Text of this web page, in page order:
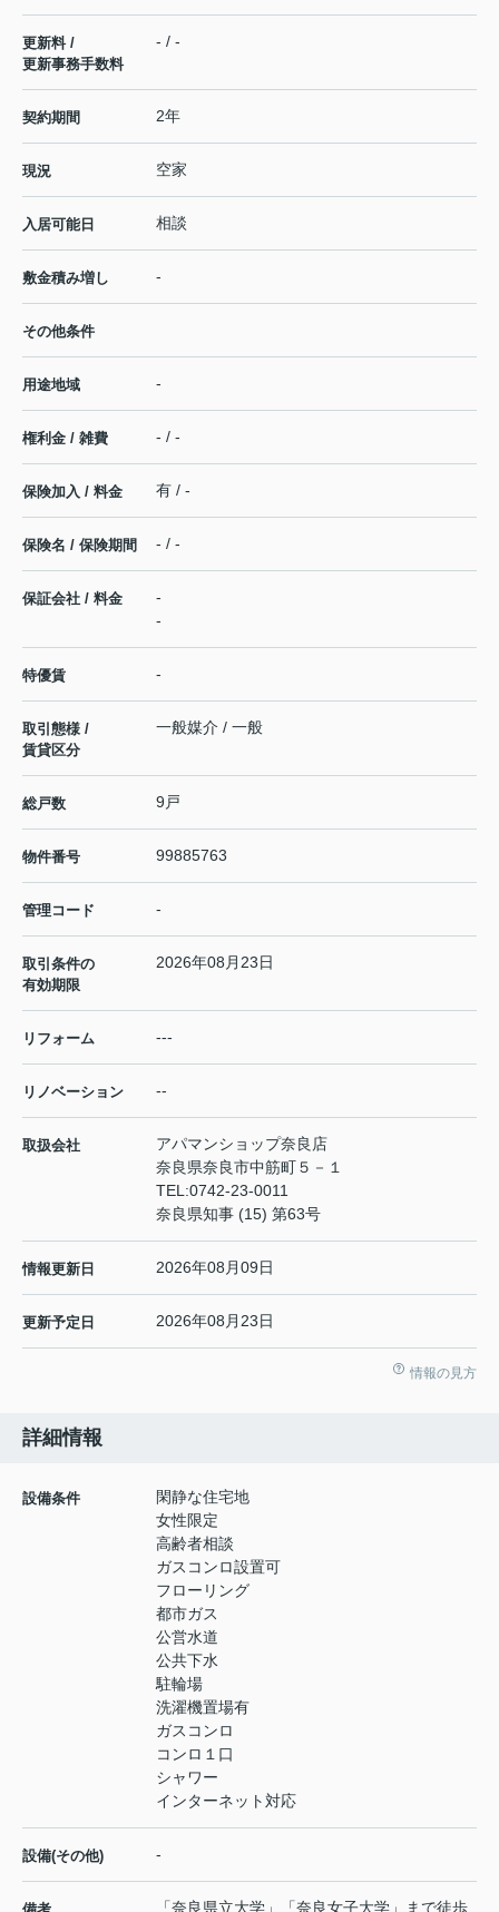
更新料 /
更新事務手数料
- / -
契約期間 2年
現況 空家
入居可能日 相談
敷金積み増し -
その他条件
用途地域 -
権利金 / 雑費 - / -
保険加入 / 料金 有 / -
保険名 / 保険期間 - / -
保証会社 / 料金
-
-
特優賃 -
取引態様 /
賃貸区分
一般媒介 / 一般
総戸数 9戸
物件番号 99885763
管理コード -
取引条件の
有効期限
2026年08月23日
リフォーム ---
リノベーション --
取扱会社
アパマンショップ奈良店
奈良県奈良市中筋町５－１
TEL:0742-23-0011
奈良県知事 (15) 第63号
情報更新日 2026年08月09日
更新予定日 2026年08月23日
情報の見方
詳細情報
設備条件
閑静な住宅地
女性限定
高齢者相談
ガスコンロ設置可
フローリング
都市ガス
公営水道
公共下水
駐輪場
洗濯機置場有
ガスコンロ
コンロ１口
シャワー
インターネット対応
設備(その他) -
「奈良県立大学」「奈良女子大学」まで徒歩